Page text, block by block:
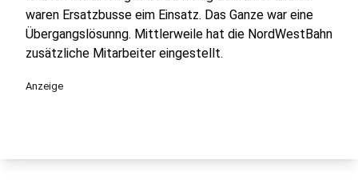
waren Ersatzbusse eim Einsatz. Das Ganze war eine
Übergangslösunng. Mittlerweile hat die NordWestBahn
zusätzliche Mitarbeiter eingestellt.
Anzeige